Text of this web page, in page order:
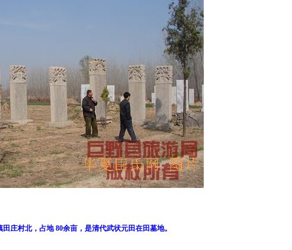
庄村北，占地 80余亩，是清代武状元田在田墓地。